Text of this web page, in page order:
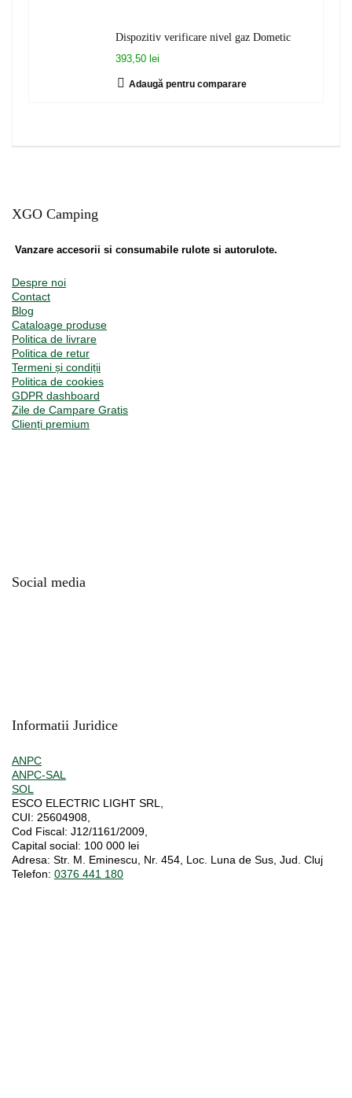
Dispozitiv verificare nivel gaz Dometic
393,50 lei
Adaugă pentru comparare
XGO Camping
Vanzare accesorii si consumabile rulote si autorulote.
Despre noi
Contact
Blog
Cataloage produse
Politica de livrare
Politica de retur
Termeni și condiții
Politica de cookies
GDPR dashboard
Zile de Campare Gratis
Clienți premium
Social media
Informatii Juridice
ANPC
ANPC-SAL
SOL
ESCO ELECTRIC LIGHT SRL,
CUI: 25604908,
Cod Fiscal: J12/1161/2009,
Capital social: 100 000 lei
Adresa: Str. M. Eminescu, Nr. 454, Loc. Luna de Sus, Jud. Cluj
Telefon: 0376 441 180